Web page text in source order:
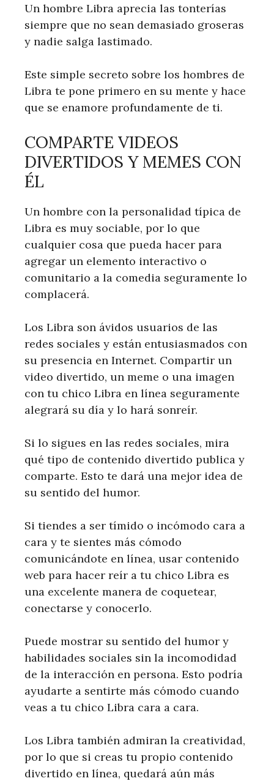
Un hombre Libra aprecia las tonterías
siempre que no sean demasiado groseras
y nadie salga lastimado.
Este simple secreto sobre los hombres de
Libra te pone primero en su mente y hace
que se enamore profundamente de ti.
COMPARTE VIDEOS
DIVERTIDOS Y MEMES CON
ÉL
Un hombre con la personalidad típica de
Libra es muy sociable, por lo que
cualquier cosa que pueda hacer para
agregar un elemento interactivo o
comunitario a la comedia seguramente lo
complacerá.
Los Libra son ávidos usuarios de las
redes sociales y están entusiasmados con
su presencia en Internet. Compartir un
video divertido, un meme o una imagen
con tu chico Libra en línea seguramente
alegrará su día y lo hará sonreír.
Si lo sigues en las redes sociales, mira
qué tipo de contenido divertido publica y
comparte. Esto te dará una mejor idea de
su sentido del humor.
Si tiendes a ser tímido o incómodo cara a
cara y te sientes más cómodo
comunicándote en línea, usar contenido
web para hacer reír a tu chico Libra es
una excelente manera de coquetear,
conectarse y conocerlo.
Puede mostrar su sentido del humor y
habilidades sociales sin la incomodidad
de la interacción en persona. Esto podría
ayudarte a sentirte más cómodo cuando
veas a tu chico Libra cara a cara.
Los Libra también admiran la creatividad,
por lo que si creas tu propio contenido
divertido en línea, quedará aún más